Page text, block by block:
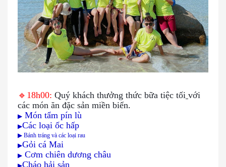
🔹 18h00: Quý khách thưởng thức bữa tiệc tối với
các món ăn đặc sản miền biển.
▶ Món tẩm pín lù
▶Các loại ốc hấp
▶ Bánh tráng và các loại rau
▶Gỏi cá Mai
▶ Cơm chiên dương châu
▶Cháo hải sản